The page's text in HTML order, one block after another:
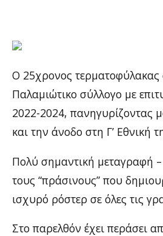
Ο 25χρονος τερματοφύλακας
Παλαμιώτικο σύλλογο με
2022-2024, πανηγυρίζοντας
και την άνοδο στη Γ’ Εθνική
Πολύ σημαντική μεταγραφή
τους “πράσινους” που
ισχυρό ρόστερ σε όλες τις
Στο παρελθόν έχει περάσει